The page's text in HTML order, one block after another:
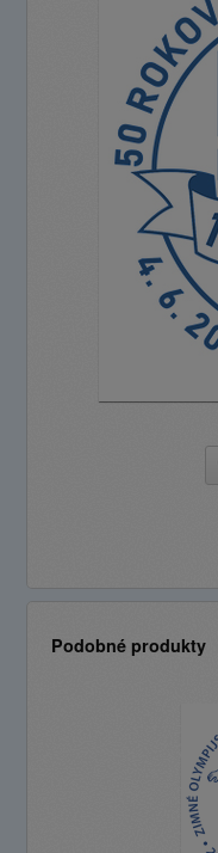
Podobné produkty